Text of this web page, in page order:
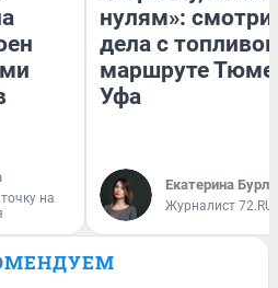
на
нулям»:
дела с
маршруте
Уфа
Екатерина
Журналист 72.RU